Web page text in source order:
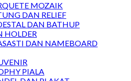
MOZAIK
DAN RELIEF
DAN BATHUP
HOLDER
DAN NAMEBOARD
PIALA